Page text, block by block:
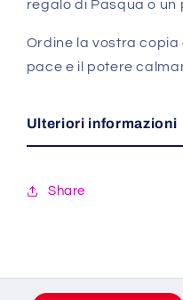
regalo di Pasqua o
Ordine la vostra
pace e il potere
Ulteriori informazioni
Share